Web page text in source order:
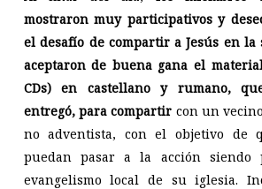
mostraron muy participativos y
el desafío de compartir a Jesús en la
aceptaron de buena gana el
CDs) en castellano y rumano,
entregó, para compartir con un
no adventista, con el objetivo de
puedan pasar a la acción siendo
evangelismo local de su iglesia.